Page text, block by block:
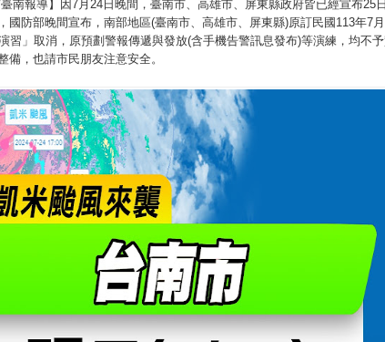
臺南報導】因7月24日晚間，臺南市、高雄市、屏東縣政府皆已經宣布25
國防部晚間宣布，南部地區(臺南市、高雄市、屏東縣)原訂民國113年7
習」取消，原預劃警報傳遞與發放(含手機告警訊息發布)等演練，均不
備，也請市民朋友注意安全。